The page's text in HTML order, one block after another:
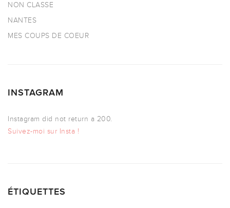
NON CLASSE
NANTES
MES COUPS DE COEUR
INSTAGRAM
Instagram did not return a 200.
Suivez-moi sur Insta !
ÉTIQUETTES